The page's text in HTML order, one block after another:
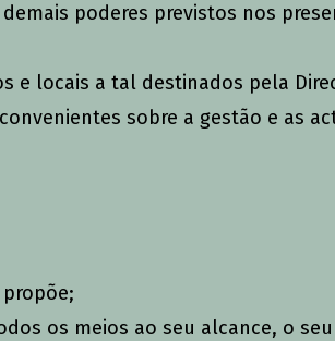
poderes previstos nos
e locais a tal destinados pela
sobre a gestão e as
os meios ao seu alcance, o